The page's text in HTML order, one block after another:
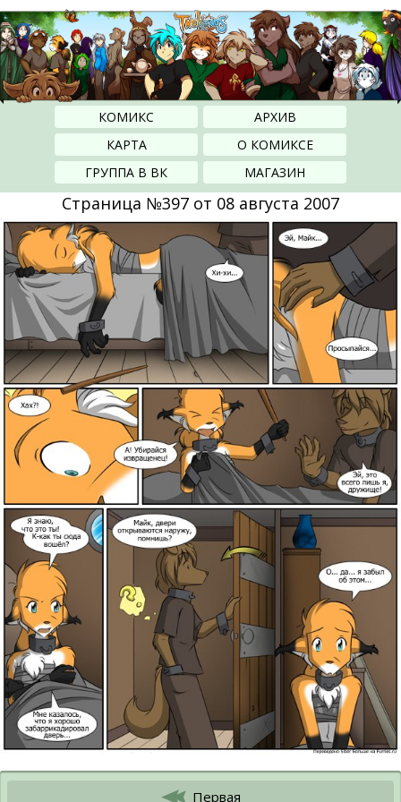
КОМИКС
АРХИВ
КАРТА
О КОМИКСЕ
ГРУППА В ВК
МАГАЗИН
Страница №397 от 08 августа 2007
Первая